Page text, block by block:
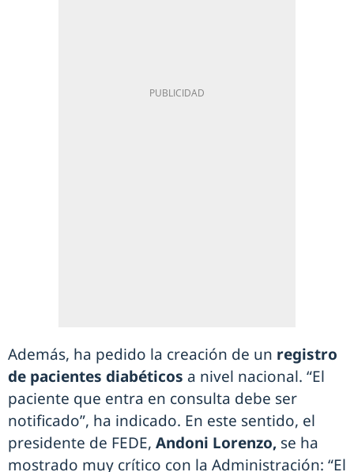
Además, ha pedido la creación de un registro
de pacientes diabéticos a nivel nacional. “El
paciente que entra en consulta debe ser
notificado”, ha indicado. En este sentido, el
presidente de FEDE, Andoni Lorenzo, se ha
mostrado muy crítico con la Administración: “El